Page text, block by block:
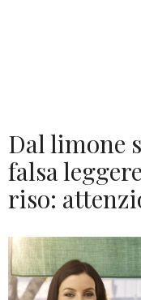
Dal limone
falsa
riso: